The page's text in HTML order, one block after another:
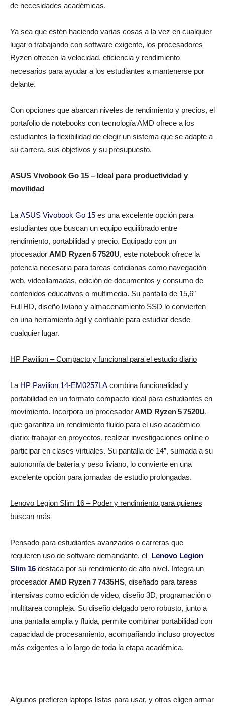
de necesidades académicas.
Ya sea que estén haciendo varias cosas a la vez en cualquier
lugar o trabajando con software exigente, los procesadores
Ryzen ofrecen la velocidad, eficiencia y rendimiento
necesarios para ayudar a los estudiantes a mantenerse por
delante.
Con opciones que abarcan niveles de rendimiento y precios, el
portafolio de notebooks con tecnología AMD ofrece a los
estudiantes la flexibilidad de elegir un sistema que se adapte a
su carrera, sus objetivos y su presupuesto.
ASUS Vivobook Go 15 – Ideal para productividad y
movilidad
La ASUS Vivobook Go 15 es una excelente opción para
estudiantes que buscan un equipo equilibrado entre
rendimiento, portabilidad y precio. Equipado con un
procesador AMD Ryzen57520U, este notebook ofrece la
potencia necesaria para tareas cotidianas como navegación
web, videollamadas, edición de documentos y consumo de
contenidos educativos o multimedia. Su pantalla de 15,6″
Full HD, diseño liviano y almacenamiento SSD lo convierten
en una herramienta ágil y confiable para estudiar desde
cualquier lugar.
HP Pavilion – Compacto y funcional para el estudio diario
La HP Pavilion 14‑EM0257LA combina funcionalidad y
portabilidad en un formato compacto ideal para estudiantes en
movimiento. Incorpora un procesador AMD Ryzen57520U,
que garantiza un rendimiento fluido para el uso académico
diario: trabajar en proyectos, realizar investigaciones online o
participar en clases virtuales. Su pantalla de 14”, sumada a su
autonomía de batería y peso liviano, lo convierte en una
excelente opción para jornadas de estudio prolongadas.
Lenovo Legion Slim 16 – Poder y rendimiento para quienes
buscan más
Pensado para estudiantes avanzados o carreras que
requieren uso de software demandante, el Lenovo Legion
Slim 16 destaca por su rendimiento de alto nivel. Integra un
procesador AMD Ryzen77435HS, diseñado para tareas
intensivas como edición de video, diseño 3D, programación o
multitarea compleja. Su diseño delgado pero robusto, junto a
una pantalla amplia y fluida, permite combinar portabilidad con
capacidad de procesamiento, acompañando incluso proyectos
más exigentes a lo largo de toda la etapa académica.
Algunos prefieren laptops listas para usar, y otros eligen armar